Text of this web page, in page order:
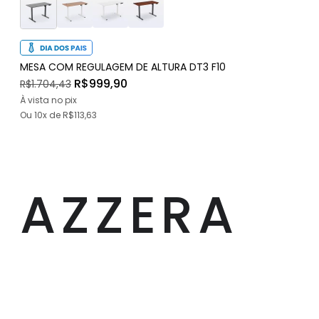
MESA COM REGULAGEM DE ALTURA DT3 F10
R$1.704,43 R$999,90
À vista no pix
Ou 10x deR$113,63
AZZERA